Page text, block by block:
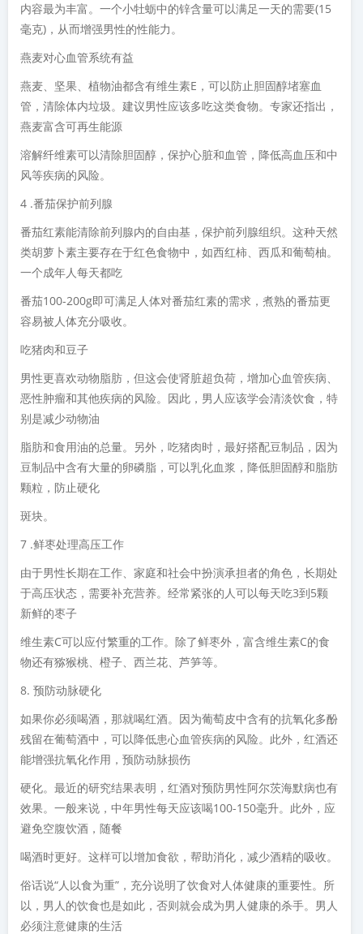
内容最为丰富。一个小牡蛎中的锌含量可以满足一天的需要(15
毫克)，从而增强男性的性能力。
燕麦对心血管系统有益
燕麦、坚果、植物油都含有维生素E，可以防止胆固醇堵塞血
管，清除体内垃圾。建议男性应该多吃这类食物。专家还指出，
燕麦富含可再生能源
溶解纤维素可以清除胆固醇，保护心脏和血管，降低高血压和中
风等疾病的风险。
4 .番茄保护前列腺
番茄红素能清除前列腺内的自由基，保护前列腺组织。这种天然
类胡萝卜素主要存在于红色食物中，如西红柿、西瓜和葡萄柚。
一个成年人每天都吃
番茄100-200g即可满足人体对番茄红素的需求，煮熟的番茄更
容易被人体充分吸收。
吃猪肉和豆子
男性更喜欢动物脂肪，但这会使肾脏超负荷，增加心血管疾病、
恶性肿瘤和其他疾病的风险。因此，男人应该学会清淡饮食，特
别是减少动物油
脂肪和食用油的总量。另外，吃猪肉时，最好搭配豆制品，因为
豆制品中含有大量的卵磷脂，可以乳化血浆，降低胆固醇和脂肪
颗粒，防止硬化
斑块。
7 .鲜枣处理高压工作
由于男性长期在工作、家庭和社会中扮演承担者的角色，长期处
于高压状态，需要补充营养。经常紧张的人可以每天吃3到5颗
新鲜的枣子
维生素C可以应付繁重的工作。除了鲜枣外，富含维生素C的食
物还有猕猴桃、橙子、西兰花、芦笋等。
8. 预防动脉硬化
如果你必须喝酒，那就喝红酒。因为葡萄皮中含有的抗氧化多酚
残留在葡萄酒中，可以降低患心血管疾病的风险。此外，红酒还
能增强抗氧化作用，预防动脉损伤
硬化。最近的研究结果表明，红酒对预防男性阿尔茨海默病也有
效果。一般来说，中年男性每天应该喝100-150毫升。此外，应
避免空腹饮酒，随餐
喝酒时更好。这样可以增加食欲，帮助消化，减少酒精的吸收。
俗话说“人以食为重”，充分说明了饮食对人体健康的重要性。所
以，男人的饮食也是如此，否则就会成为男人健康的杀手。男人
必须注意健康的生活